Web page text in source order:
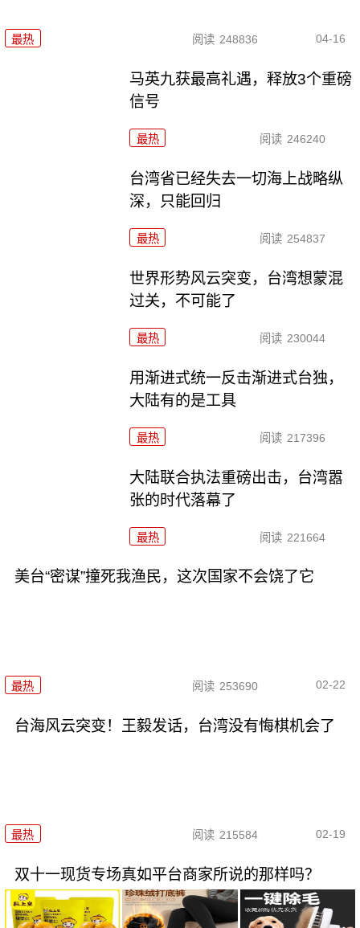
最热 阅读 248836 04-16
马英九获最高礼遇，释放3个重磅
信号
最热 阅读 246240
台湾省已经失去一切海上战略纵
深，只能回归
最热 阅读 254837
世界形势风云突变，台湾想蒙混
过关，不可能了
最热 阅读 230044
用渐进式统一反击渐进式台独，
大陆有的是工具
最热 阅读 217396
大陆联合执法重磅出击，台湾嚣
张的时代落幕了
最热 阅读 221664
美台“密谋”撞死我渔民，这次国家不会饶了它
最热 阅读 253690 02-22
台海风云突变！王毅发话，台湾没有悔棋机会了
最热 阅读 215584 02-19
双十一现货专场真如平台商家所说的那样吗？